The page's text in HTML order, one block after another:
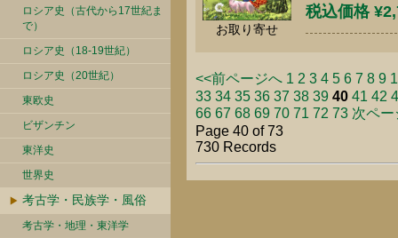
ロシア史（古代から17世紀ま
で）
ロシア史（18-19世紀）
ロシア史（20世紀）
東欧史
ビザンチン
東洋史
世界史
考古学・民族学・風俗
考古学・地理・東洋学
お取り寄せ
税込価格
<<前ページへ 1 2 3 4 5 6 7 8 9
33 34 35 36 37 38 39 40 41 42
66 67 68 69 70 71 72 73 次ペー
Page 40 of 73
730 Records